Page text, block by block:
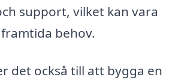
support, vilket kan vara
behov.
det också till att bygga en